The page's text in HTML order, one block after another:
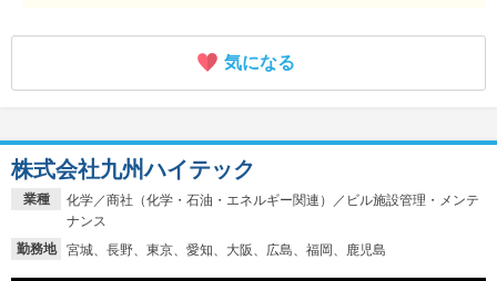
気になる
業種
化学／商社（化学・石油・エネルギー関連）／ビル施設管理・メンテ
ナンス
勤務地
宮城、長野、東京、愛知、大阪、広島、福岡、鹿児島
株式会社九州ハイテック